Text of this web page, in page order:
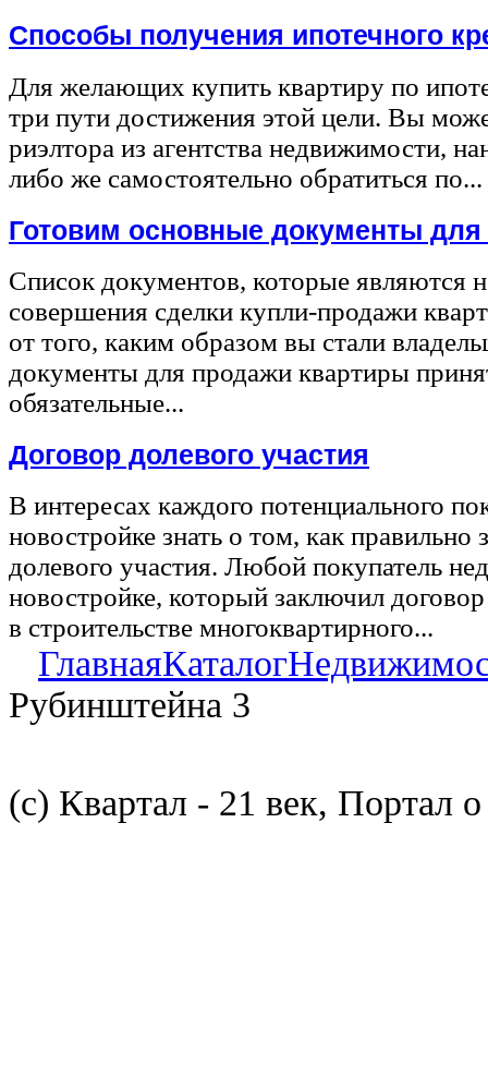
Способы получения ипотечного
Для желающих купить квартиру по
три пути достижения этой цели. Вы
риэлтора из агентства недвижимости,
либо же самостоятельно обратиться по...
Готовим основные документы
Список документов, которые являются
совершения сделки купли-продажи
от того, каким образом вы стали
документы для продажи квартиры
обязательные...
Договор долевого участия
В интересах каждого потенциального
новостройке знать о том, как правильно
долевого участия. Любой покупатель
новостройке, который заключил
в строительстве многоквартирного...
ГлавнаяКаталог
Рубинштейна 3
(с) Квартал - 21 век, Портал